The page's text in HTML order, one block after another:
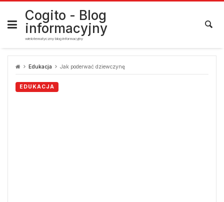
Skip
content
Cogito - Blog
informacyjny
wielotematyczny blog informacyjny
Edukacja Jak poderwać dziewczynę
EDUKACJA